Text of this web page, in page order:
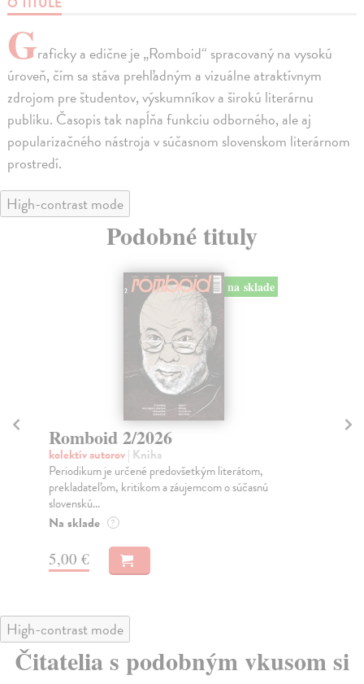
Graficky a edične je „Romboid“ spracovaný na vysokú
úroveň, čím sa stáva prehľadným a vizuálne atraktívnym
zdrojom pre študentov, výskumníkov a širokú literárnu
publiku. Časopis tak napĺňa funkciu odborného, ale aj
popularizačného nástroja v súčasnom slovenskom literárnom
prostredí.
High-contrast mode
Podobné tituly
Romboid 1/2026
kolektív autorov| Kniha
Periodikum je určené predovšetkým literátom,
prekladateľom, kritikom a záujemcom o súčasnú
slovenskú...
Zasielame do 14 dní
5,00 €
High-contrast mode
Čitatelia s podobným vkusom si